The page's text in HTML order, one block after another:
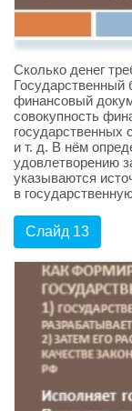
Сколько денег
финансовый
совокупность
государственных
и т. д. В нём
удовлетворению
указываются
в
Слайд 13